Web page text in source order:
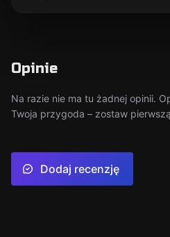
Opinie
Na razie nie ma tu żadnej opinii.
Twoja przygoda – zostaw
Dodaj recenzję